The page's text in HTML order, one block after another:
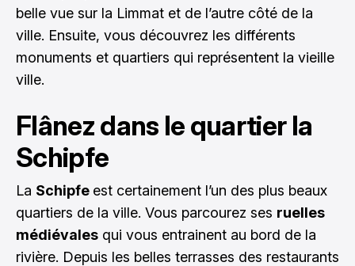
belle vue sur la Limmat et de l’autre côté de la
ville. Ensuite, vous découvrez les différents
monuments et quartiers qui représentent la vieille
ville.
Flânez dans le quartier la
Schipfe
La Schipfe est certainement l’un des plus beaux
quartiers de la ville. Vous parcourez ses ruelles
médiévales qui vous entrainent au bord de la
rivière. Depuis les belles terrasses des restaurants